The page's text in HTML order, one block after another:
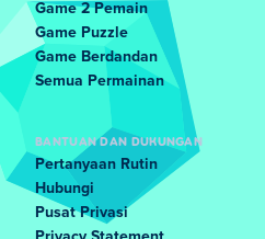
Game 2 Pemain
Game Puzzle
Game Berdandan
Semua Permainan
BANTUAN DAN DUKUNGAN
Pertanyaan Rutin
Hubungi
Pusat Privasi